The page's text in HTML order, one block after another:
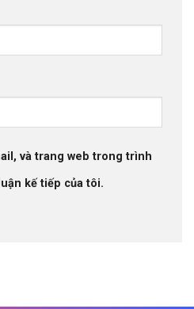
và trang web trong trình
kế tiếp của tôi.